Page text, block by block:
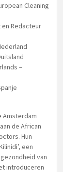
Cleaning
en Redacteur
–
Amsterdam
de African
Hun
een
van
introduceren